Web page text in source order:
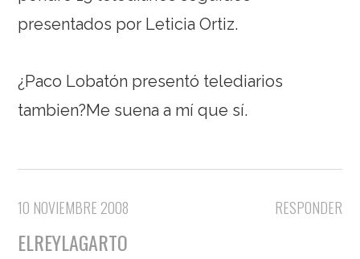
presentados por Leticia Ortiz.
¿Paco Lobatón presentó telediarios
tambien?Me suena a mí que sí.
RESPONDER
10 NOVIEMBRE 2008
ELREYLAGARTO